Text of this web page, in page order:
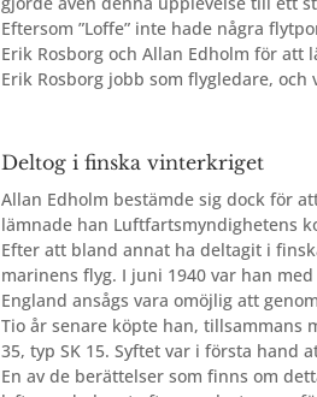
Eftersom ”Loffe” inte hade några
Erik Rosborg och Allan Edholm för
Erik Rosborg jobb som flygledare,
Deltog i finska vinterkriget
Allan Edholm bestämde sig dock för
lämnade han Luftfartsmyndighetens
Efter att bland annat ha deltagit i
marinens flyg. I juni 1940 var han
England ansågs vara omöjlig att
Tio år senare köpte han, tillsammans
35, typ SK 15. Syftet var i första
En av de berättelser som finns om